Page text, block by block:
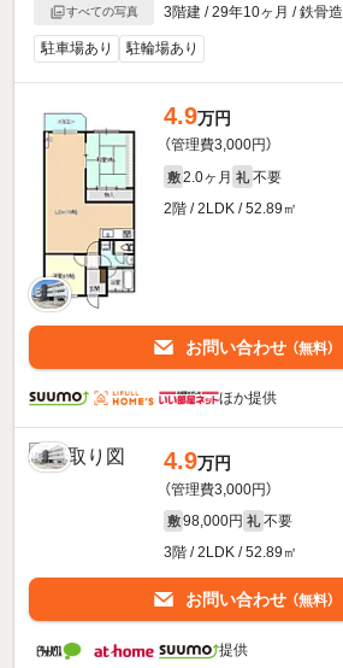
すべての写真
3階建 / 29年10ヶ月 / 鉄骨造
駐車場あり 駐輪場あり
4.9万円
（管理費3,000円）
敷 2.0ヶ月 礼 不要
2階 / 2LDK / 52.89㎡
お問い合わせ （無料）
ほか提供
4.9万円
（管理費3,000円）
敷 98,000円 礼 不要
3階 / 2LDK / 52.89㎡
お問い合わせ （無料）
提供